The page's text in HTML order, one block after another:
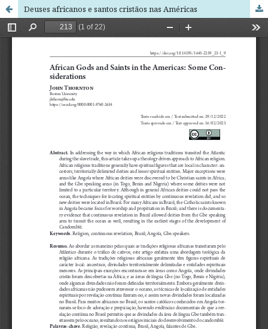
Deuses africanos e santos cristãos nas Américas